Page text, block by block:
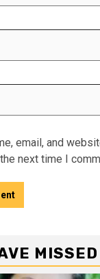
email, and
next time I
MISSED